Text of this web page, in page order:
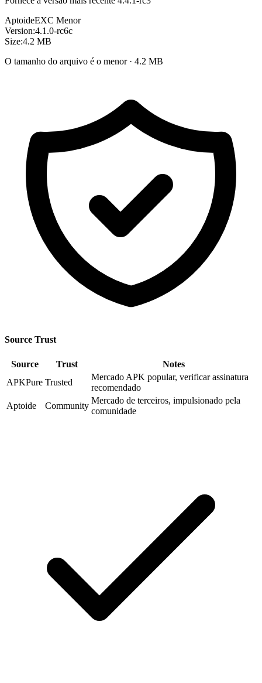
AptoideEXC Menor
Version:4.1.0-rc6c
Size:4.2 MB
O tamanho do arquivo é o menor · 4.2 MB
Source Trust
Source Trust
Notes
APKPure Trusted
Mercado APK popular, verificar assinatura
recomendado
Aptoide
Community
Mercado de terceiros, impulsionado pela
comunidade